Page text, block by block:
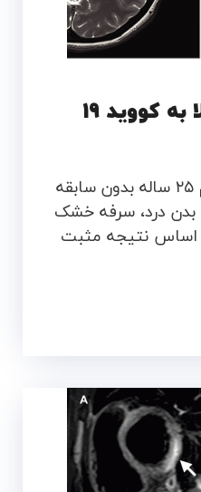
در آوریل ۲۰۲۰ یک خانم ۲۵ ساله بدون سابقه
درد، سرفه خشک
اساس نتیجه مثبت